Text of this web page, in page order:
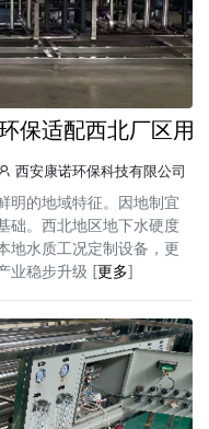
保适配西北厂区用
 西安康诺环保科技有限公司
明的地域特征。因地制宜
础。西北地区地下水硬度
地水质工况定制设备，更
业稳步升级 [更多]